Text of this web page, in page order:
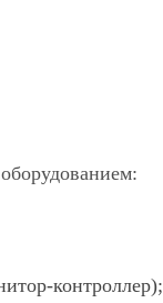
контроллер);